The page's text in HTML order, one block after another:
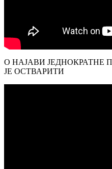
О НАЈАВИ ЈЕДНОКРАТНЕ
ЈЕ ОСТВАРИТИ